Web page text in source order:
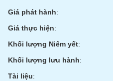
Giá phát hành:
Giá thực hiện:
Khối lượng Niêm yết:
Khối lượng lưu hành:
Tài liệu:
chính
Dữ
liệu